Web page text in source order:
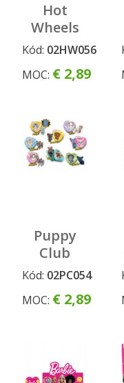
Hot
Wheels
GT K-
Kód: 02HW056
MOC: € 2,89
Puppy
Club
Kitty
Kód: 02PC054
MOC: € 2,89